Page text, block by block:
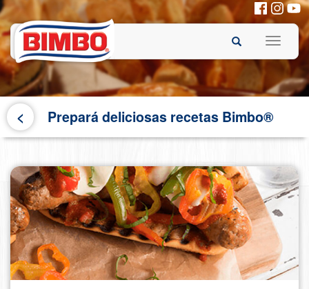
Pasar
al
contenido
principal
< Prepará deliciosas recetas Bimbo®